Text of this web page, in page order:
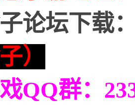
论坛下载
）
QQ群：